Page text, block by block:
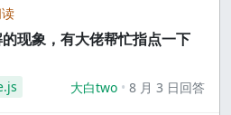
现象，有大佬帮忙指点一下
大白two 8 月 3 日回答